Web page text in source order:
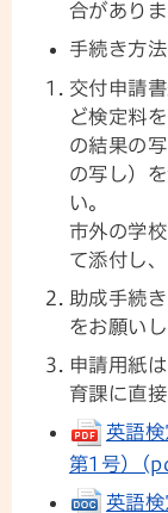
合がありま
手続き方法
交付申請
ど検定料
の結果の
の写し）
い。
市外の学
て添付し
助成手続
をお願いし
申請用紙
育課に直
英語
第1号）
英語